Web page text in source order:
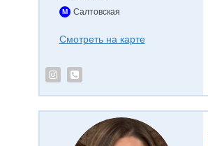
M Салтовская
Смотреть на карте